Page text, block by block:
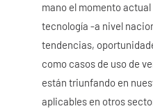
mano el momento
tecnología -a nivel
tendencias,
como casos de uso de
están triunfando en
aplicables en otros